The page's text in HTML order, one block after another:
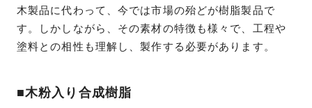
木製品に代わって、今では市場の殆どが樹脂製品で
す。しかしながら、その素材の特徴も様々で、工程や
塗料との相性も理解し、製作する必要があります。
■木粉入り合成樹脂